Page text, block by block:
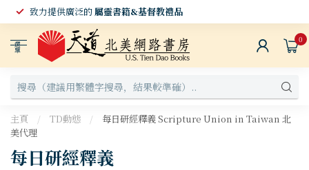
致力提供廣泛的屬靈書籍&基督教禮品
選
單
0
主頁 / TD動態 /
每日研經釋義 Scripture Union in Taiwan 北
美代理
每日研經釋義